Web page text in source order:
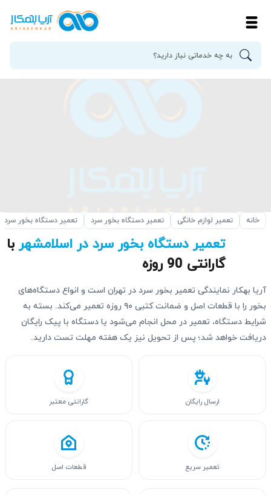
خانه تعمیر لوازم خانگی تعمیر دستگاه بخور سرد تعمیر دستگاه بخور
تعمیر دستگاه بخور سرد در اسلامشهربا
گارانتی 90 روزه
آریا بهکار نمایندگی تعمیر بخور سرد در تهران است و انواع دستگاه‌های
بخور را با قطعات اصل و ضمانت کتبی ۹۰ روزه تعمیر می‌کند. بسته به
شرایط دستگاه، تعمیر در محل انجام می‌شود یا دستگاه با پیک رایگان
دریافت خواهد شد؛ پس از تحویل نیز یک هفته مهلت تست دارید.
ارسال رایگان گارانتی معتبر
تعمیر سریع قطعات اصل